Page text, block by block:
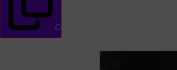
Copiar link